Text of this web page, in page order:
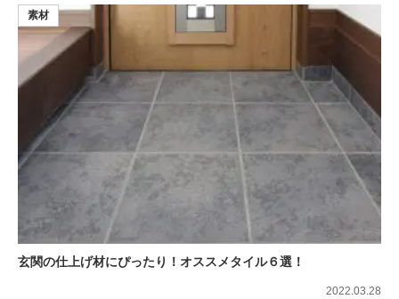
玄関の仕上げ材にぴったり！オススメタイル６選！
素材
2022.03.28